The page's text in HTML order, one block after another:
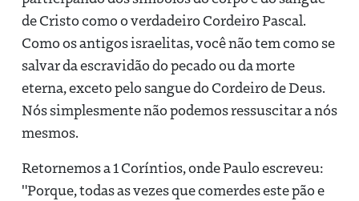
de Cristo como o verdadeiro Cordeiro Pascal.
Como os antigos israelitas, você não tem como se
salvar da escravidão do pecado ou da morte
eterna, exceto pelo sangue do Cordeiro de Deus.
Nós simplesmente não podemos ressuscitar a nós
mesmos.
Retornemos a 1 Coríntios, onde Paulo escreveu:
"Porque, todas as vezes que comerdes este pão e